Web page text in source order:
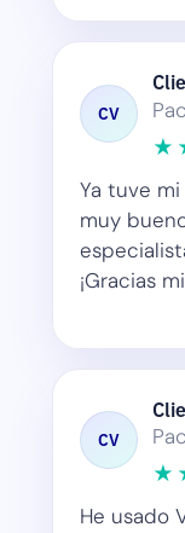
CV
Ya tuve mi
muy
¡Gracias
CV
He usado